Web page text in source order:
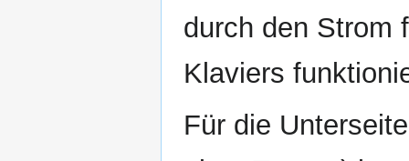
durch den Strom
Klaviers
Für die